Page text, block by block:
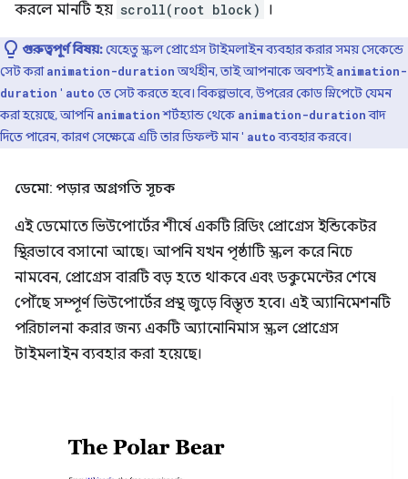
করলে মানটি হয় scroll(root block) ।
গুরুত্বপূর্ণ বিষয়:যেহেতু স্ক্রল প্রোগ্রেস টাইমলাইন ব্যবহার করার সময় সেকেন্ডে
সেট করাanimation-durationঅর্থহীন, তাই আপনাকে অবশ্যইanimation-
duration ' auto তে সেট করতে হবে। বিকল্পভাবে, উপরের কোড স্নিপেটে যেমন
করা হয়েছে, আপনিanimationশর্টহ্যান্ড থেকে animation-durationবাদ
দিতে পারেন, কারণ সেক্ষেত্রে এটি তার ডিফল্ট মান ' autoব্যবহার করবে।
ডেমো: পড়ার অগ্রগতি সূচক
এই ডেমোতে ভিউপোর্টের শীর্ষে একটি রিডিং প্রোগ্রেস ইন্ডিকেটর
স্থিরভাবে বসানো আছে। আপনি যখন পৃষ্ঠাটি স্ক্রল করে নিচে
নামবেন, প্রোগ্রেস বারটি বড় হতে থাকবে এবং ডকুমেন্টের শেষে
পৌঁছে সম্পূর্ণ ভিউপোর্টের প্রস্থ জুড়ে বিস্তৃত হবে। এই অ্যানিমেশনটি
পরিচালনা করার জন্য একটি অ্যানোনিমাস স্ক্রল প্রোগ্রেস
টাইমলাইন ব্যবহার করা হয়েছে।